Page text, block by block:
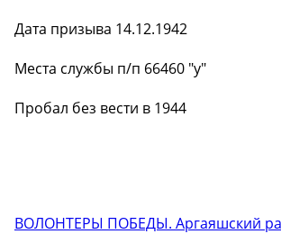
Дата призыва 14.12.1942
Места службы п/п 66460 "у"
Пробал без вести в 1944
ВОЛОНТЕРЫ ПОБЕДЫ. Аргаяшский